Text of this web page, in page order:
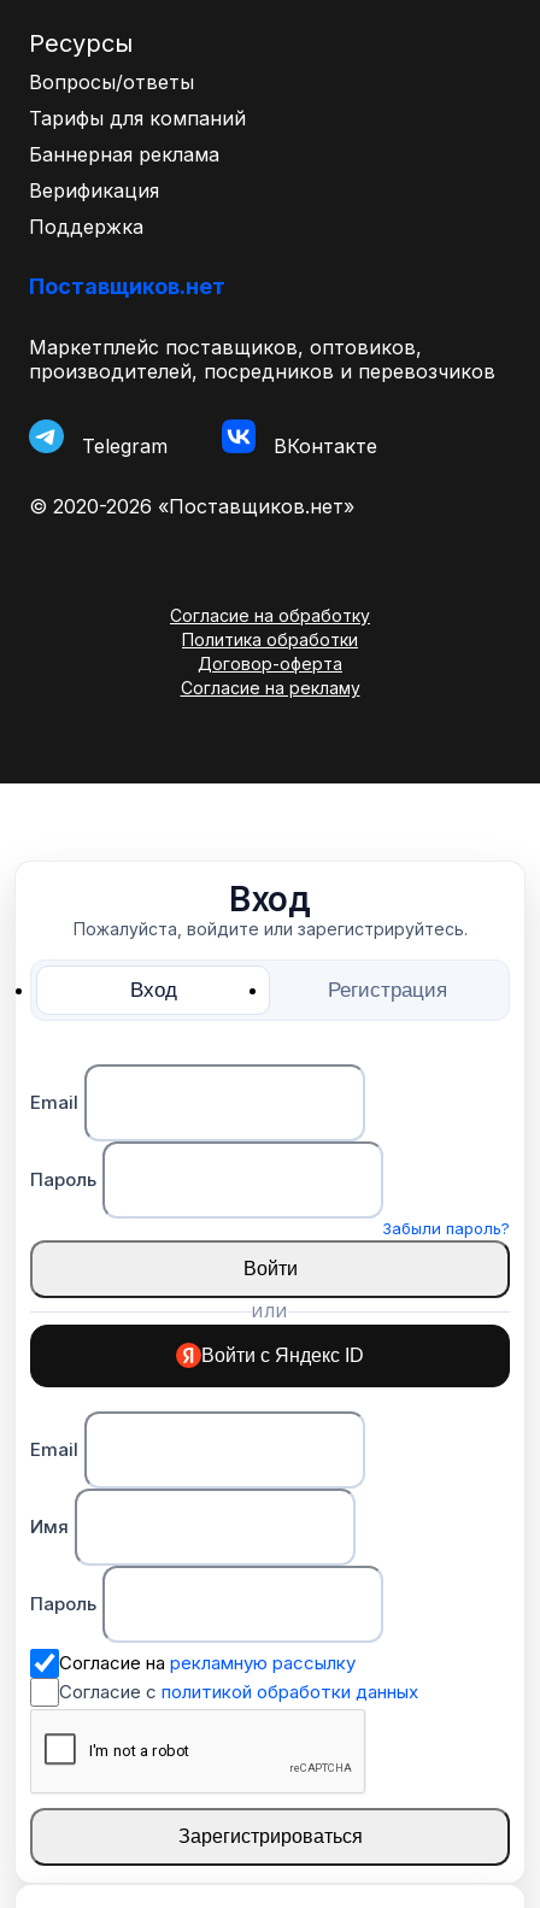
Ресурсы
Вопросы/ответы
Тарифы для компаний
Баннерная реклама
Верификация
Поддержка
Поставщиков.нет
Маркетплейс поставщиков, оптовиков,
производителей, посредников и перевозчиков
Telegram ВКонтакте
© 2020-2026 «Поставщиков.нет»
Согласие на обработку
Политика обработки
Договор-оферта
Согласие на рекламу
Вход
Пожалуйста, войдите или зарегистрируйтесь.
Вход Регистрация
Email
Пароль
Забыли пароль?
Войти
ИЛИ
Войти с Яндекс ID
Email
Имя
Пароль
Согласие на рекламную рассылку
Согласие с политикой обработки данных
Зарегистрироваться